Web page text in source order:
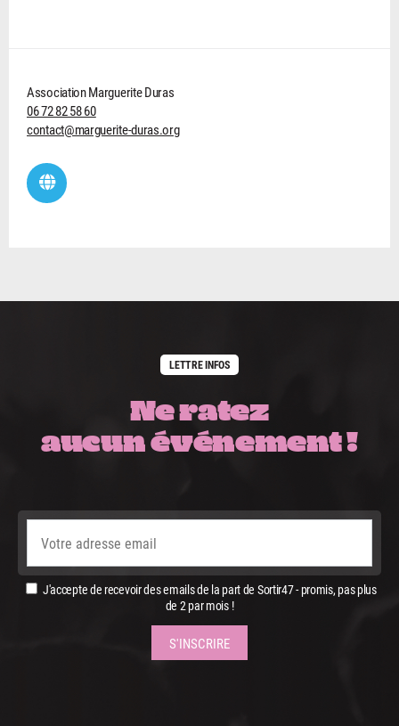
Association Marguerite Duras
06 72 82 58 60
contact@marguerite-duras.org
LETTRE INFOS
Ne ratez
aucun événement !
J'accepte de recevoir des emails de la part de Sortir47 - promis, pas plus
de 2 par mois !